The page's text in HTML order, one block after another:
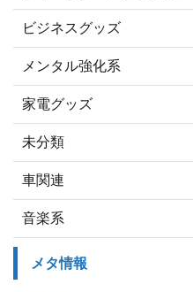
ビジネスグッズ
メンタル強化系
家電グッズ
未分類
車関連
音楽系
メタ情報